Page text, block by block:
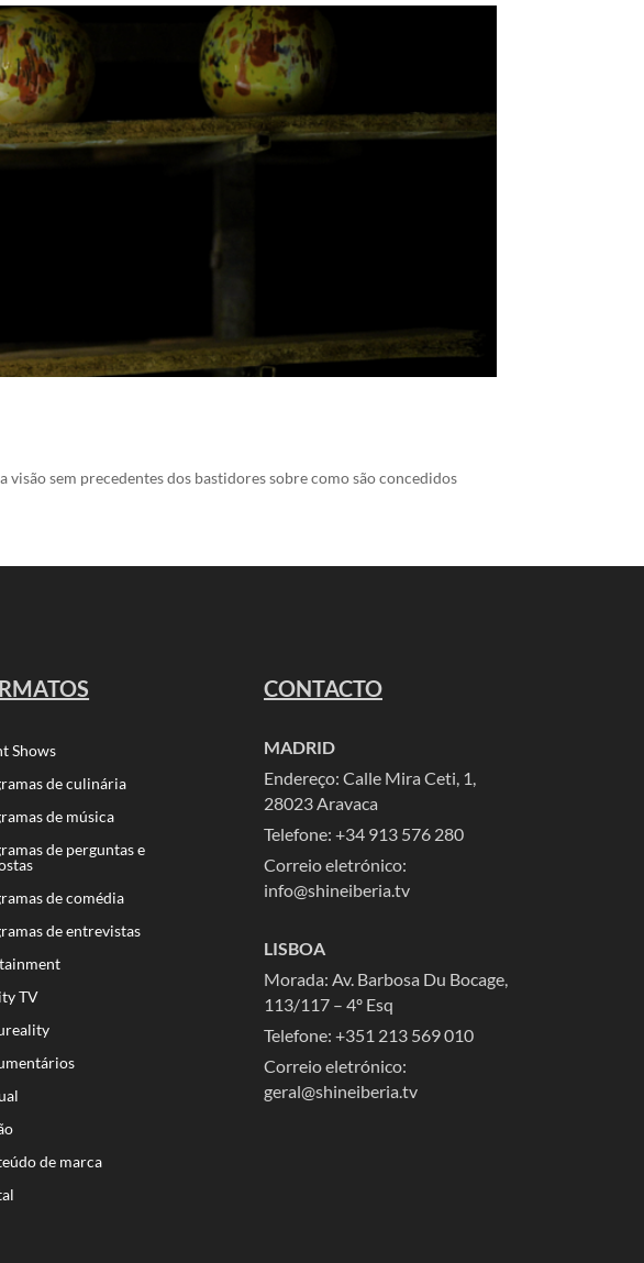
visão sem precedentes dos bastidores sobre como são concedidos
Shows
de culinária
de música
de perguntas e
de comédia
de entrevistas
TV
de marca
CONTACTO
MADRID
Endereço: Calle Mira Ceti, 1,
28023 Aravaca
Telefone:+34 913 576 280
Correio eletrónico:
info@shineiberia.tv
LISBOA
Morada: Av. Barbosa Du Bocage,
113/117 – 4º Esq
Telefone: +351 213 569 010
Correio eletrónico:
geral@shineiberia.tv